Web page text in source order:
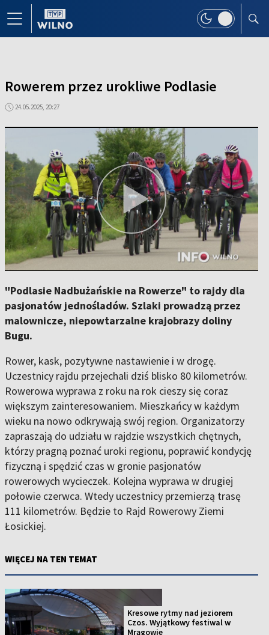
Rowerem przez urokliwe Podlasie
24.05.2025, 20:27
"Podlasie Nadbużańskie na Rowerze" to rajdy dla
pasjonatów jednośladów. Szlaki prowadzą przez
malownicze, niepowtarzalne krajobrazy doliny
Bugu.
Rower, kask, pozytywne nastawienie i w drogę.
Uczestnicy rajdu przejechali dziś blisko 80 kilometrów.
Rowerowa wyprawa z roku na rok cieszy się coraz
większym zainteresowaniem. Mieszkańcy w każdym
wieku na nowo odkrywają swój region. Organizatorzy
zapraszają do udziału w rajdzie wszystkich chętnych,
którzy pragną poznać uroki regionu, poprawić kondycję
fizyczną i spędzić czas w gronie pasjonatów
rowerowych wycieczek. Kolejna wyprawa w drugiej
połowie czerwca. Wtedy uczestnicy przemierzą trasę
111 kilometrów. Będzie to Rajd Rowerowy Ziemi
Łosickiej.
WIĘCEJ NA TEN TEMAT
Kresowe rytmy nad jeziorem
Czos. Wyjątkowy festiwal w
Mrągowie